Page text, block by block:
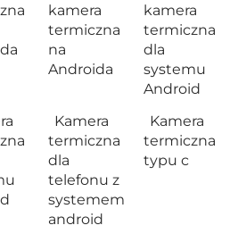
kamera
termiczna
na
Androida
kamera
termiczna
dla
systemu
Android
Kamera
termiczna
dla
telefonu z
systemem
android
Kamera
termiczna
typu c